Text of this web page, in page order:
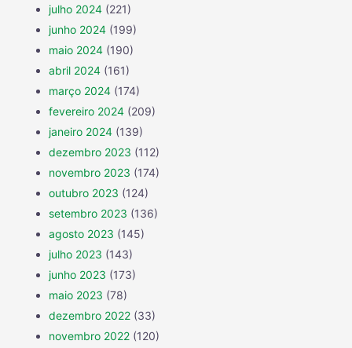
julho 2024 (221)
junho 2024 (199)
maio 2024 (190)
abril 2024 (161)
março 2024 (174)
fevereiro 2024 (209)
janeiro 2024 (139)
dezembro 2023 (112)
novembro 2023 (174)
outubro 2023 (124)
setembro 2023 (136)
agosto 2023 (145)
julho 2023 (143)
junho 2023 (173)
maio 2023 (78)
dezembro 2022 (33)
novembro 2022 (120)